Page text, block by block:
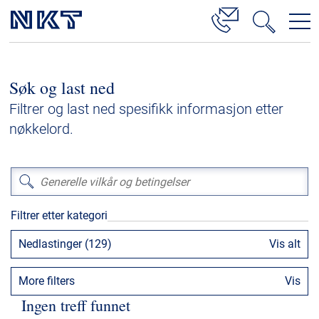
Høyspenningskabelløsninger
Kabelservice
Lavspenning
Høyspenningskabeltilbehør
Mellomspenningskabeltilbehør
Referanser
Nedlastinger
Søk og last ned
Filtrer og last ned spesifikk informasjon etter
nøkkelord.
Filtrer etter kategori
Nedlastinger (129) Vis alt
More filters Vis
Ingen treff funnet